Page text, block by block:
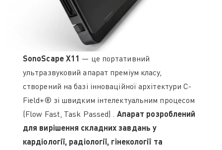
SonoScape X11 — це портативний
ультразвуковий апарат преміум класу,
створений на базі інноваційної архітектури C-
Field+® зі швидким інтелектуальним процесом
(Flow Fast, Task Passed) . Апарат розроблений
для вирішення складних завдань у
кардіології, радіології, гінекології та